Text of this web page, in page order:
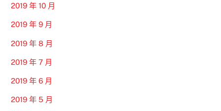
2019 年 10 月
2019 年 9 月
2019 年 8 月
2019 年 7 月
2019 年 6 月
2019 年 5 月